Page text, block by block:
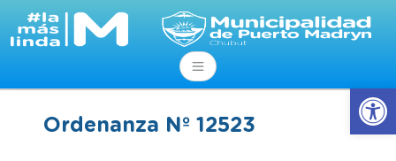
Abrir
Ordenanza Nº 12523